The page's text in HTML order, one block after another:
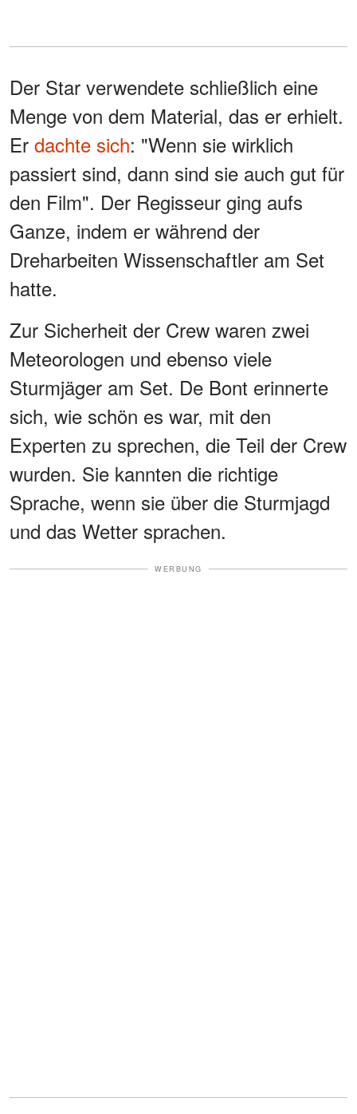
Der Star verwendete schließlich eine
Menge von dem Material, das er erhielt.
Er dachte sich: "Wenn sie wirklich
passiert sind, dann sind sie auch gut für
den Film". Der Regisseur ging aufs
Ganze, indem er während der
Dreharbeiten Wissenschaftler am Set
hatte.
Zur Sicherheit der Crew waren zwei
Meteorologen und ebenso viele
Sturmjäger am Set. De Bont erinnerte
sich, wie schön es war, mit den
Experten zu sprechen, die Teil der Crew
wurden. Sie kannten die richtige
Sprache, wenn sie über die Sturmjagd
und das Wetter sprachen.
WERBUNG